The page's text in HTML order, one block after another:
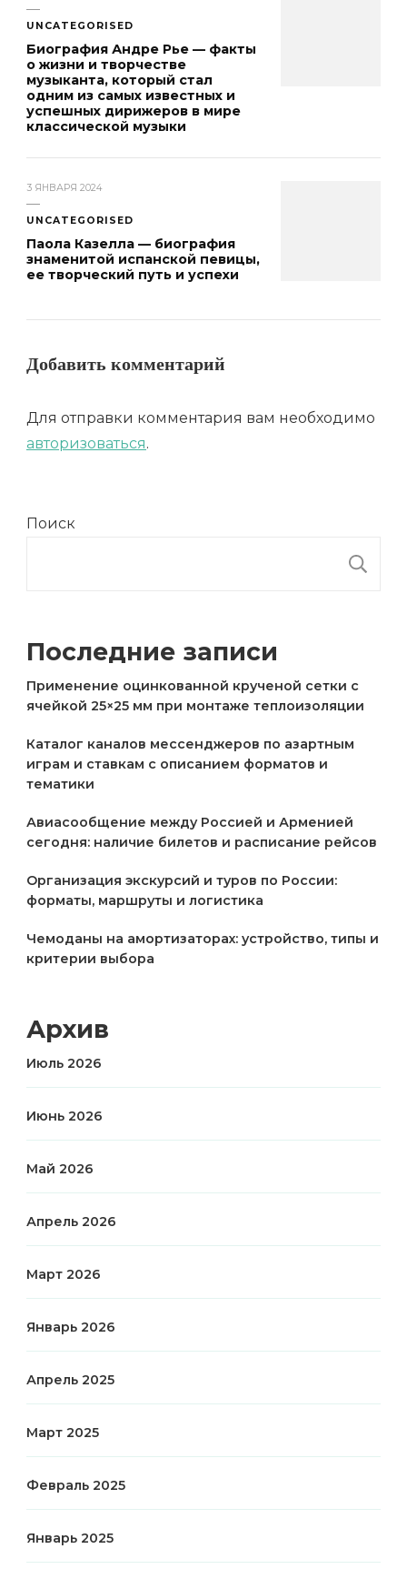
UNCATEGORISED
Биография Андре Рье — факты
о жизни и творчестве
музыканта, который стал
одним из самых известных и
успешных дирижеров в мире
классической музыки
3 ЯНВАРЯ 2024
UNCATEGORISED
Паола Казелла — биография
знаменитой испанской певицы,
ее творческий путь и успехи
Добавить комментарий
Для отправки комментария вам необходимо
авторизоваться.
Поиск
Последние записи
Применение оцинкованной крученой сетки с
ячейкой 25×25 мм при монтаже теплоизоляции
Каталог каналов мессенджеров по азартным
играм и ставкам с описанием форматов и
тематики
Авиасообщение между Россией и Арменией
сегодня: наличие билетов и расписание рейсов
Организация экскурсий и туров по России:
форматы, маршруты и логистика
Чемоданы на амортизаторах: устройство, типы и
критерии выбора
Архив
Июль 2026
Июнь 2026
Май 2026
Апрель 2026
Март 2026
Январь 2026
Апрель 2025
Март 2025
Февраль 2025
Январь 2025